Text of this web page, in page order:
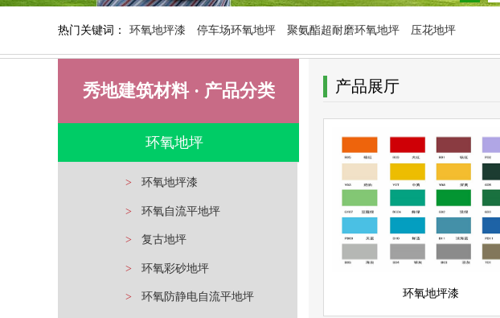
热门关键词： 环氧地坪漆 停车场环氧地坪 聚氨酯超耐磨环氧地坪 压花地坪
秀地建筑材料 · 产品分类
环氧地坪
> 环氧地坪漆
> 环氧自流平地坪
> 复古地坪
> 环氧彩砂地坪
> 环氧防静电自流平地坪
产品展厅
环氧地坪漆
环氧地坪漆
环氧地坪
查看详情
立即询问